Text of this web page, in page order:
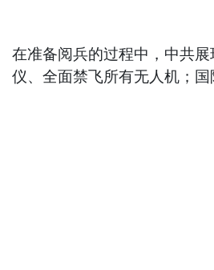
在准备阅兵的过程中，中共
仪、全面禁飞所有无人机；国